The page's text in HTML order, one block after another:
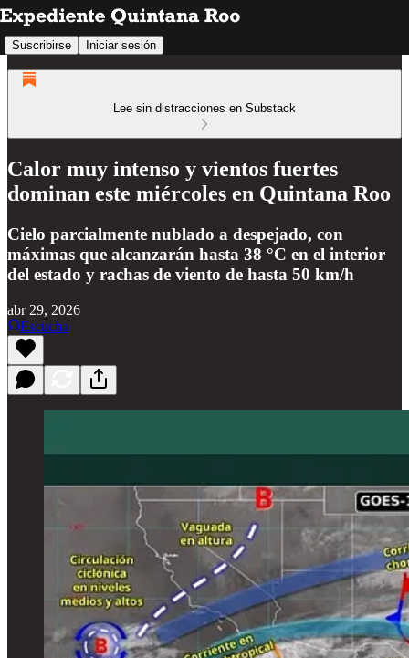
Suscribirse Iniciar sesión
Lee sin distracciones en Substack
Calor muy intenso y vientos fuertes
dominan este miércoles en Quintana Roo
Cielo parcialmente nublado a despejado, con
máximas que alcanzarán hasta 38 °C en el interior
del estado y rachas de viento de hasta 50 km/h
abr 29, 2026
Escucha